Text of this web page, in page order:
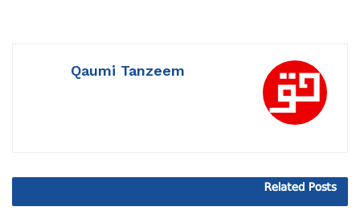
Qaumi Tanzeem
Related Posts